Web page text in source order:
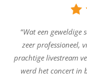
“Wat een geweldige
zeer professioneel,
prachtige livestream
werd het concert in